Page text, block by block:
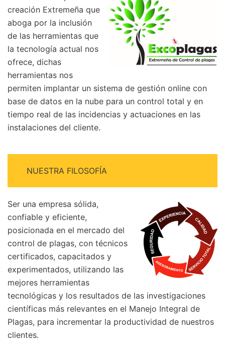
creación Extremeña que
aboga por la inclusión
de las herramientas que
la tecnología actual nos
ofrece, dichas
herramientas nos
permiten implantar un sistema de gestión online con
base de datos en la nube para un control total y en
tiempo real de las incidencias y actuaciones en las
instalaciones del cliente.
NUESTRA FILOSOFÍA
Ser una empresa sólida,
confiable y eficiente,
posicionada en el mercado del
control de plagas, con técnicos
certificados, capacitados y
experimentados, utilizando las
mejores herramientas
tecnológicas y los resultados de las investigaciones
científicas más relevantes en el Manejo Integral de
Plagas, para incrementar la productividad de nuestros
clientes.